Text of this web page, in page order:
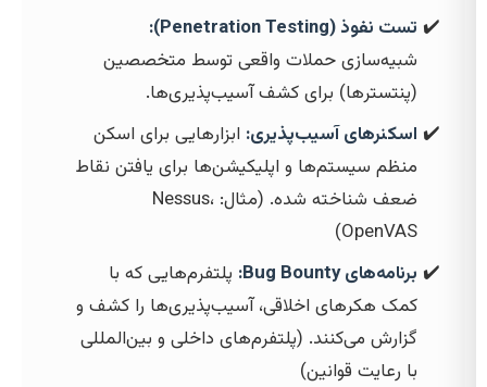
تست نفوذ (Penetration Testing):
شبیه‌سازی حملات واقعی توسط متخصصین
(پنتسترها) برای کشف آسیب‌پذیری‌ها.
اسکنرهای آسیب‌پذیری: ابزارهایی برای اسکن
منظم سیستم‌ها و اپلیکیشن‌ها برای یافتن نقاط
ضعف شناخته شده. (مثال: Nessus،
OpenVAS)
برنامه‌های Bug Bounty:
پلتفرم‌هایی که با
کمک هکرهای اخلاقی، آسیب‌پذیری‌ها را کشف و
گزارش می‌کنند. (پلتفرم‌های داخلی و بین‌المللی
با رعایت قوانین)